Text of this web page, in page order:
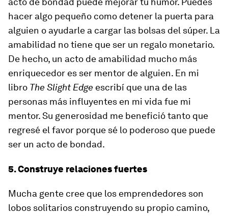
hacer algo pequeño como detener la puerta para
alguien o ayudarle a cargar las bolsas del súper. La
amabilidad no tiene que ser un regalo monetario.
De hecho, un acto de amabilidad mucho más
enriquecedor es ser mentor de alguien. En mi
libro The Slight Edge escribí que una de las
personas más influyentes en mi vida fue mi
mentor. Su generosidad me benefició tanto que
regresé el favor porque sé lo poderoso que puede
ser un acto de bondad.
5. Construye relaciones fuertes
Mucha gente cree que los emprendedores son
lobos solitarios construyendo su propio camino,